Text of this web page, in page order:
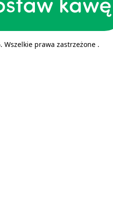
prawa zastrzeżone .